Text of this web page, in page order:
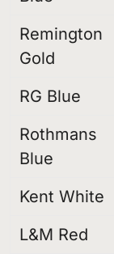
Remington
Gold
RG Blue
Rothmans
Blue
Kent White
L&M Red